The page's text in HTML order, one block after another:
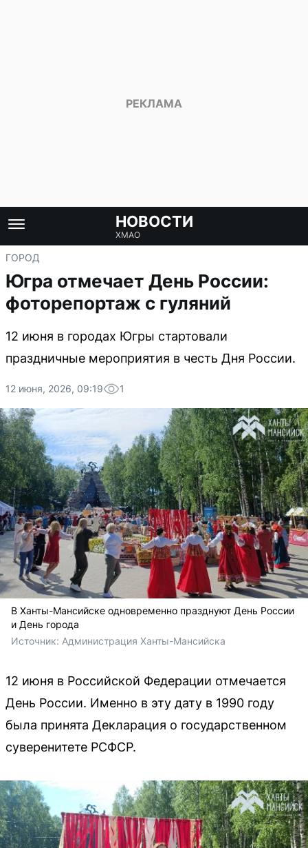
НОВОСТИ
ХМАО
ГОРОД
Югра отмечает День России:
фоторепортаж с гуляний
12 июня в городах Югры стартовали
праздничные мероприятия в честь Дня России.
12 июня, 2026, 09:19 1
В Ханты-Мансийске одновременно празднуют День России
и День города
Источник: Администрация Ханты-Мансийска
12 июня в Российской Федерации отмечается
День России. Именно в эту дату в 1990 году
была принята Декларация о государственном
суверенитете РСФСР.